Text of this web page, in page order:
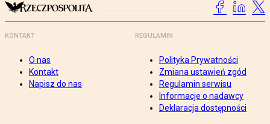
KONTAKT
O nas
Kontakt
Napisz do nas
REGULAMIN
Polityka Prywatności
Zmiana ustawień zgód
Regulamin serwisu
Informacje o nadawcy
Deklaracja dostępności